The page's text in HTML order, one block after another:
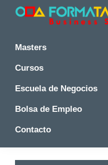
Saltar
Saltar
Saltar
principal
y
Master
en
Madrid
Formatalent
y
en
-
Formatalent
Masters
Cursos
Escuela de Negocios
Bolsa de Empleo
Contacto